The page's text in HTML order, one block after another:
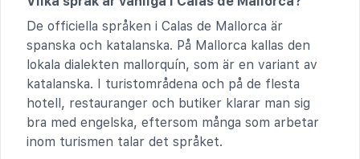
De officiella språken i Calas de Mallorca är
spanska och katalanska. På Mallorca kallas den
lokala dialekten mallorquín, som är en variant av
katalanska. I turistområdena och på de flesta
hotell, restauranger och butiker klarar man sig
bra med engelska, eftersom många som arbetar
inom turismen talar det språket.